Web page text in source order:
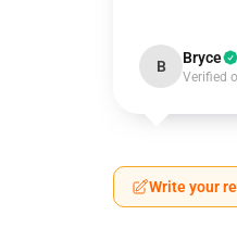
B Bryce
Verified
Write your